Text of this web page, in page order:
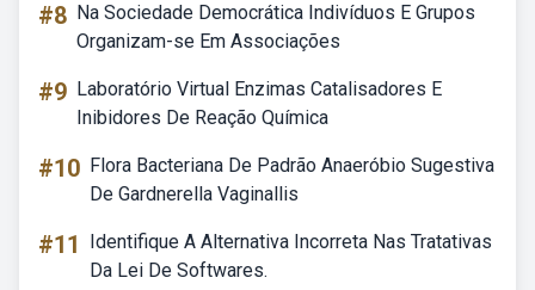
#8 Na Sociedade Democrática Indivíduos E Grupos
Organizam-se Em Associações
#9 Laboratório Virtual Enzimas Catalisadores E
Inibidores De Reação Química
#10 Flora Bacteriana De Padrão Anaeróbio Sugestiva
De Gardnerella Vaginallis
#11
Identifique A Alternativa Incorreta Nas Tratativas
Da Lei De Softwares.